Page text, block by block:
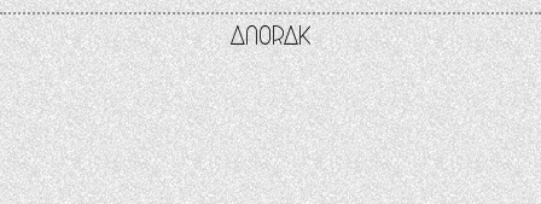
Anorak
Studio